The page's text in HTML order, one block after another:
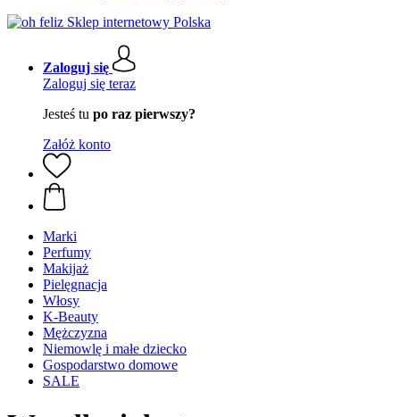
Zaloguj się
Zaloguj się teraz
Jesteś tu po raz pierwszy?
Załóż konto
Marki
Perfumy
Makijaż
Pielęgnacja
Włosy
K-Beauty
Mężczyzna
Niemowlę i małe dziecko
Gospodarstwo domowe
SALE